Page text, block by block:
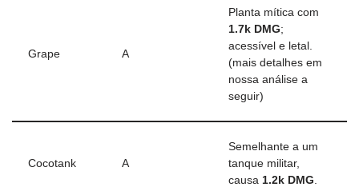
Grape A
Planta mítica com
1.7k DMG;
acessível e letal.
(mais detalhes em
nossa análise a
seguir)
Cocotank A
Semelhante a um
tanque militar,
causa 1.2k DMG